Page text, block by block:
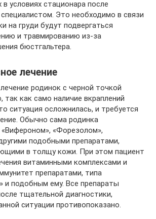
в условиях стационара после
Это необходимо в связи
на груди будут подвергаться
и травмированию из-за
бюстгальтера.
лечение
родинок с черной точкой
как само наличие вкраплений
ситуация осложнилась, и требуется
Обычно сама родинка
«Форезолом»,
подобными препаратами,
в толщу кожи. При этом пациент
витаминными комплексами и
препаратами, типа
и подобным ему. Все препараты
тщательной диагностики,
ситуации противопоказано.